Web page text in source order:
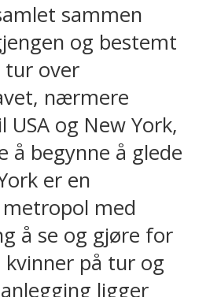
sammen
og bestemt
tur over
nærmere
og New York,
å begynne å glede
er en
med
å se og gjøre for
kvinner på tur og
ligger